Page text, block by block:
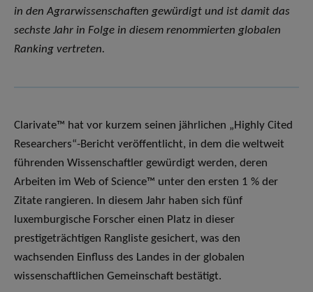
in den Agrarwissenschaften gewürdigt und ist damit das
sechste Jahr in Folge in diesem renommierten globalen
Ranking vertreten.
Clarivate™ hat vor kurzem seinen jährlichen „Highly Cited
Researchers“-Bericht veröffentlicht, in dem die weltweit
führenden Wissenschaftler gewürdigt werden, deren
Arbeiten im Web of Science™ unter den ersten 1 % der
Zitate rangieren. In diesem Jahr haben sich fünf
luxemburgische Forscher einen Platz in dieser
prestigeträchtigen Rangliste gesichert, was den
wachsenden Einfluss des Landes in der globalen
wissenschaftlichen Gemeinschaft bestätigt.